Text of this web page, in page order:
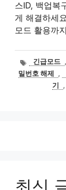
스ID, 백업복
게 해결하세
모드 활용까
태
그
긴급모드 ,
밀번호 해제
,
기
,